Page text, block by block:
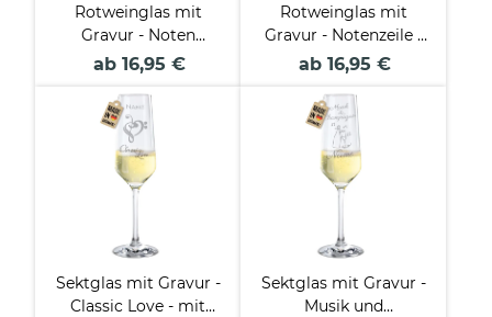
Rotweinglas mit
Gravur - Noten
Allover - mit Name
ab 16,95 €
Rotweinglas mit
Gravur - Notenzeile -
mit Name
ab 16,95 €
Sektglas mit Gravur -
Classic Love - mit
Sektglas mit Gravur -
Musik und